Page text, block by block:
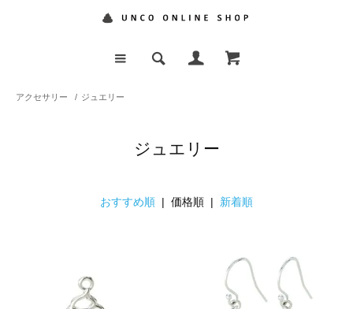
アクセサリー / ジュエリー
ジュエリー
おすすめ順 | 価格順 | 新着順